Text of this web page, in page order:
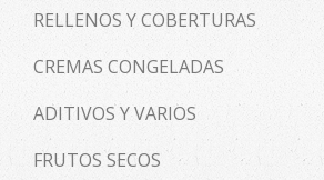
RELLENOS Y COBERTURAS
CREMAS CONGELADAS
ADITIVOS Y VARIOS
FRUTOS SECOS